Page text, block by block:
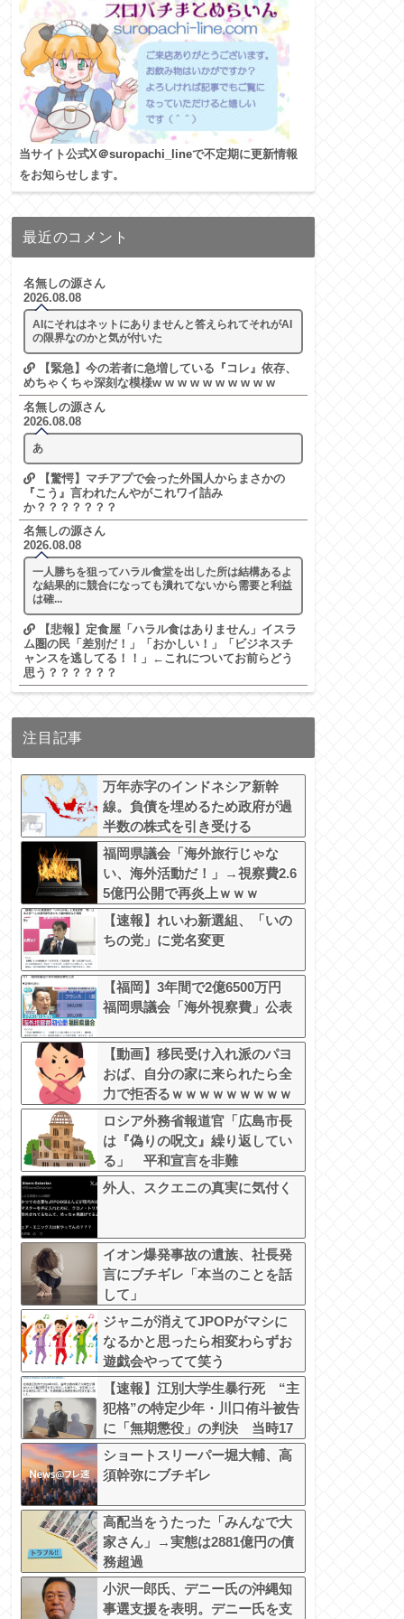
当サイト公式X＠suropachi_lineで不定期に更新情報
をお知らせします。
最近のコメント
名無しの源さん
2026.08.08
AIにそれはネットにありませんと答えられてそれがAI
の限界なのかと気が付いた
【緊急】今の若者に急増している『コレ』依存、
めちゃくちゃ深刻な模様w w w w w w w w w w
名無しの源さん
2026.08.08
あ
【驚愕】マチアプで会った外国人からまさかの
『こう』言われたんやがこれワイ詰み
か？？？？？？？
名無しの源さん
2026.08.08
一人勝ちを狙ってハラル食堂を出した所は結構あるよ
な結果的に競合になっても潰れてないから需要と利益
は確...
【悲報】定食屋「ハラル食はありません」イスラ
ム圏の民「差別だ！」「おかしい！」「ビジネスチ
ャンスを逃してる！！」←これについてお前らどう
思う？？？？？？
注目記事
万年赤字のインドネシア新幹
線。負債を埋めるため政府が過
半数の株式を引き受ける
福岡県議会「海外旅行じゃな
い、海外活動だ！」→視察費2.6
5億円公開で再炎上ｗｗｗ
【速報】れいわ新選組、「いの
ちの党」に党名変更
【福岡】3年間で2億6500万円
福岡県議会「海外視察費」公表
【動画】移民受け入れ派のパヨ
おば、自分の家に来られたら全
力で拒否るｗｗｗｗｗｗｗｗｗ
ｗｗｗ
ロシア外務省報道官「広島市長
は『偽りの呪文』繰り返してい
る」 平和宣言を非難
外人、スクエニの真実に気付く
イオン爆発事故の遺族、社長発
言にブチギレ「本当のことを話
して」
ジャニが消えてJPOPがマシに
なるかと思ったら相変わらずお
遊戯会やってて笑う
【速報】江別大学生暴行死 “主
犯格”の特定少年・川口侑斗被告
に「無期懲役」の判決 当時17
歳少年に「懲役30年」の判決
ショートスリーパー堀大輔、高
須幹弥にブチギレ
高配当をうたった「みんなで大
家さん」→実態は2881億円の債
務超過
小沢一郎氏、デニー氏の沖縄知
事選支援を表明。デニー氏を支